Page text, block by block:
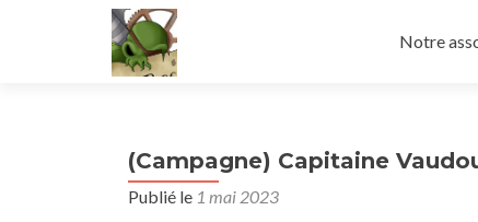
au
Notre
(Campagne) Capitaine
Publié le 1 mai 2023